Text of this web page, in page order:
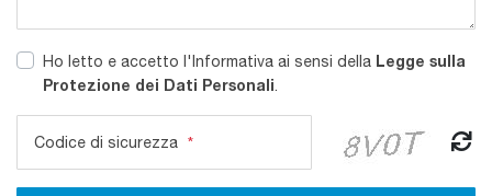
Ho letto e accetto l'Informativa ai sensi della Legge sulla
Protezione dei Dati Personali.
Codice di sicurezza *